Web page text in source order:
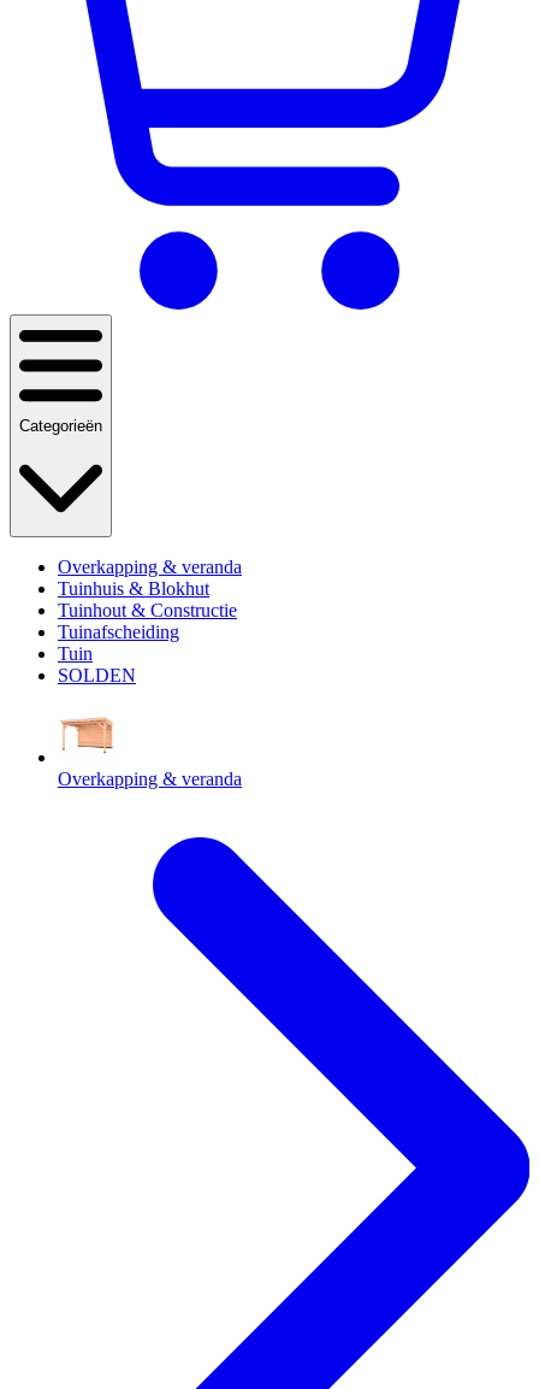
Categorieën
Overkapping & veranda
Tuinhuis & Blokhut
Tuinhout & Constructie
Tuinafscheiding
Tuin
SOLDEN
Overkapping & veranda